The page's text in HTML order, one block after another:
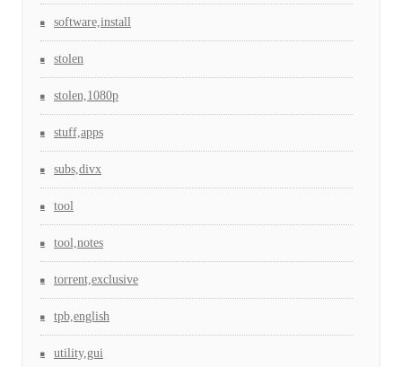
software,install
stolen
stolen,1080p
stuff,apps
subs,divx
tool
tool,notes
torrent,exclusive
tpb,english
utility,gui